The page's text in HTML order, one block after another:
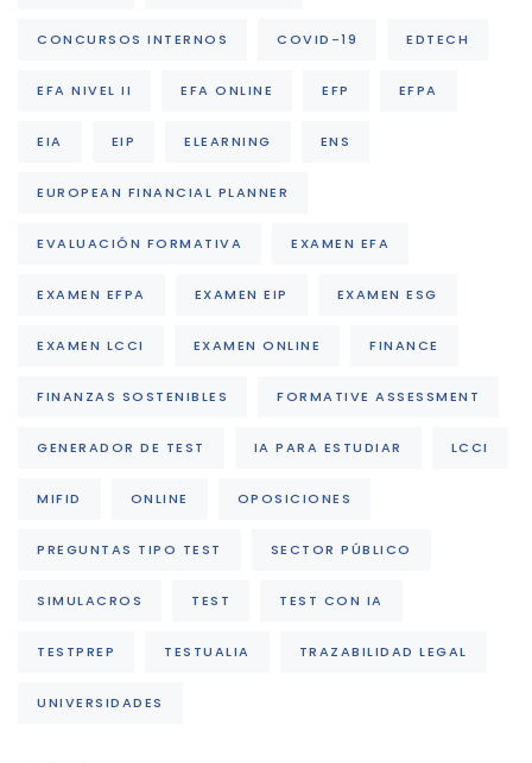
CONCURSOS INTERNOS COVID-19 EDTECH
EFA NIVEL II EFA ONLINE EFP EFPA
EIA EIP ELEARNING ENS
EUROPEAN FINANCIAL PLANNER
EVALUACIÓN FORMATIVA EXAMEN EFA
EXAMEN EFPA EXAMEN EIP EXAMEN ESG
EXAMEN LCCI EXAMEN ONLINE FINANCE
FINANZAS SOSTENIBLES FORMATIVE ASSESSMENT
GENERADOR DE TEST IA PARA ESTUDIAR LCCI
MIFID ONLINE OPOSICIONES
PREGUNTAS TIPO TEST SECTOR PÚBLICO
SIMULACROS TEST TEST CON IA
TESTPREP TESTUALIA TRAZABILIDAD LEGAL
UNIVERSIDADES